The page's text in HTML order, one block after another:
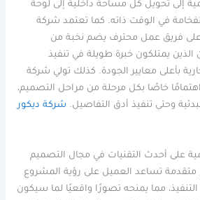
إلى تحويل كل مساحة داخلية إلى لوحة
في الوقت ذاته. كما تعتمد شركة
على فريق عمل محترف يضم نخبة من
يمتلكون خبرة طويلة في تنفيذ
بأعلى معايير الجودة. كذلك تولي شركة
خاصًا بكل مرحلة من مراحل التصميم،
وحتى تنفيذ أدق التفاصيل. شركة ديكور
على أحدث التقنيات في مجال التصميم
متقدمة تساعد العميل على رؤية المشروع
مما يمنحه تصورًا واقعيًا لما سيكون